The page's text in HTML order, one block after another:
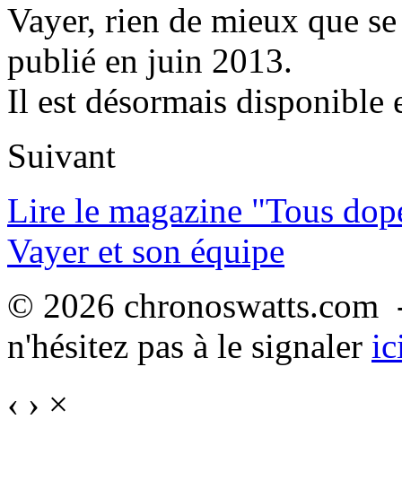
Vayer, rien de mieux que
publié en juin 2013.
Il est désormais disponible
Suivant
Lire le magazine "Tous
Vayer et son équipe
© 2026
n'hésitez pas à le signaler
‹ › ×